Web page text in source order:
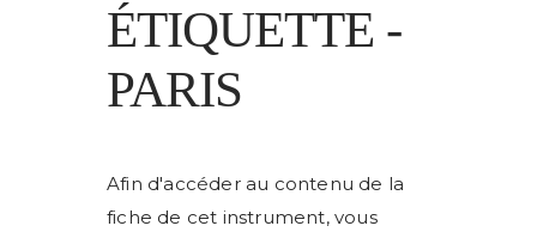
ÉTIQUETTE -
PARIS
Afin d'accéder au contenu de la
fiche de cet instrument, vous